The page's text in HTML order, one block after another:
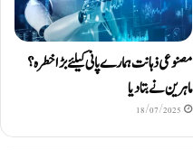
مصنوعی ذہانت ہمارے پانی کیلئے بڑا خطرہ؟
ماہرین نے بتا دیا
18/07/2025